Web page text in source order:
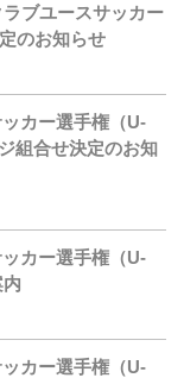
ブユースサッカー
のお知らせ
カー選手権（U-
組合せ決定のお知
カー選手権（U-
カー選手権（U-